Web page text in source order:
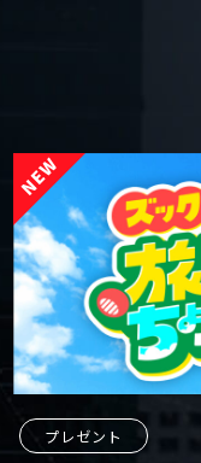
プレゼント